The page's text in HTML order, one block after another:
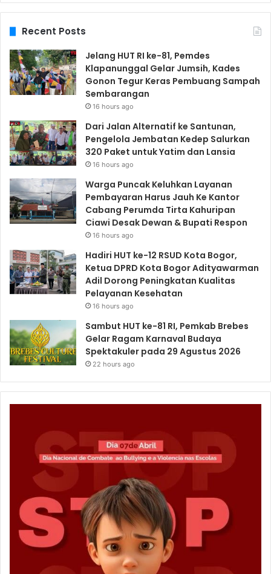
Recent Posts
Jelang HUT RI ke-81, Pemdes
Klapanunggal Gelar Jumsih, Kades
Gonon Tegur Keras Pembuang Sampah
Sembarangan
16 hours ago
Dari Jalan Alternatif ke Santunan,
Pengelola Jembatan Kedep Salurkan
320 Paket untuk Yatim dan Lansia
16 hours ago
Warga Puncak Keluhkan Layanan
Pembayaran Harus Jauh Ke Kantor
Cabang Perumda Tirta Kahuripan
Ciawi Desak Dewan & Bupati Respon
16 hours ago
Hadiri HUT ke-12 RSUD Kota Bogor,
Ketua DPRD Kota Bogor Adityawarman
Adil Dorong Peningkatan Kualitas
Pelayanan Kesehatan
16 hours ago
Sambut HUT ke-81 RI, Pemkab Brebes
Gelar Ragam Karnaval Budaya
Spektakuler pada 29 Agustus 2026
22 hours ago